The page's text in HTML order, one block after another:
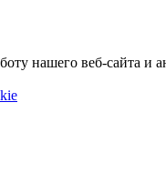
нашего веб-сайта и